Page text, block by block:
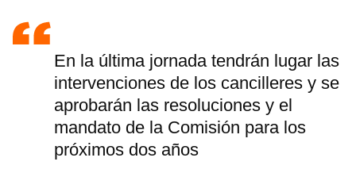
En la última jornada tendrán lugar las
intervenciones de los cancilleres y se
aprobarán las resoluciones y el
mandato de la Comisión para los
próximos dos años